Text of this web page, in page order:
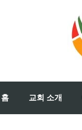
홈 교회 소개